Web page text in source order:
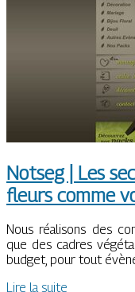
Notseg | Les
fleurs comme
Nous réalisons des
que des cadres
budget, pour tout
Lire la suite